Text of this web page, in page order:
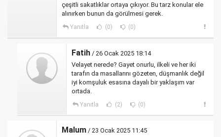
çeşitli sakatlıklar ortaya çıkıyor. Bu tarz konular ele
alınırken bunun da görülmesi gerek.
Yanıtla (0) (0)
Fatih / 26 Ocak 2025 18:14
Velayet nerede? Gayet onurlu, ilkeli ve her iki
tarafın da masallarını gözeten, düşmanlık değil
iyi komşuluk esasına dayalı bir yaklaşım var
ortada.
Yanıtla (2) (0)
Malum / 23 Ocak 2025 11:45